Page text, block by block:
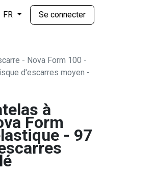
FR Se connecter
- Nova Form 100 -
d'escarres moyen -
à
Form
- 97